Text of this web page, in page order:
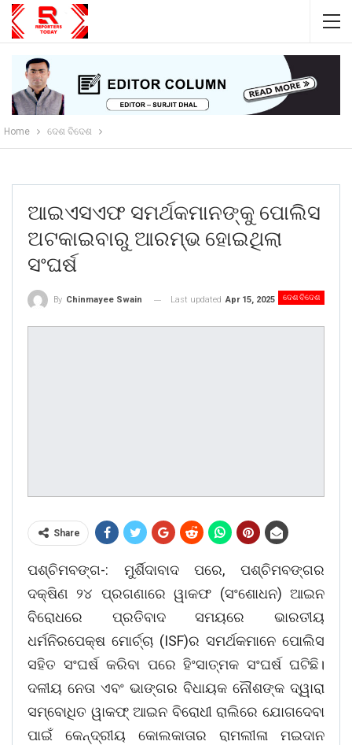
Home ଦେଶ ବିଦେଶ
ଆଇଏସଏଫ ସମର୍ଥକମାନଙ୍କୁ ପୋଲିସ
ଅଟକାଇବାରୁ ଆରମ୍ଭ ହୋଇଥିଲା
ସଂଘର୍ଷ
ଦେଶ ବିଦେଶ
By Chinmayee Swain Last updated Apr 15, 2025
Share
ପଶ୍ଚିମବଙ୍ଗ-: ମୁର୍ଶିଦାବାଦ ପରେ, ପଶ୍ଚିମବଙ୍ଗର
ଦକ୍ଷିଣ ୨୪ ପ୍ରଗଣାରେ ୱାକଫ (ସଂଶୋଧନ) ଆଇନ
ବିରୋଧରେ ପ୍ରତିବାଦ ସମୟରେ ଭାରତୀୟ
ଧର୍ମନିରପେକ୍ଷ ମୋର୍ଚ୍ଚା (ISF)ର ସମର୍ଥକମାନେ ପୋଲିସ
ସହିତ ସଂଘର୍ଷ କରିବା ପରେ ହିଂସାତ୍ମକ ସଂଘର୍ଷ ଘଟିଛି।
ଦଳୀୟ ନେତା ଏବଂ ଭାଙ୍ଗର ବିଧାୟକ ନୌଶଙ୍କ ଦ୍ୱାରା
ସମ୍ବୋଧିତ ୱାକଫ୍ ଆଇନ ବିରୋଧୀ ରାଲିରେ ଯୋଗଦେବା
ପାଇଁ କେନ୍ଦ୍ରୀୟ କୋଲକାତାର ରାମଲୀଳା ମଇଦାନ